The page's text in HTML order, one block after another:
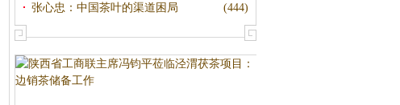
(444)
张心忠：中国茶叶的渠道困局